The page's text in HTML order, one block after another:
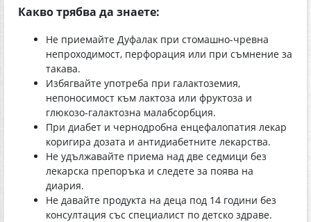
Какво трябва да знаете:
Не приемайте Дуфалак при стомашно-чревна
непроходимост, перфорация или при съмнение за
такава.
Избягвайте употреба при галактоземия,
непоносимост към лактоза или фруктоза и
глюкозо-галактозна малабсорбция.
При диабет и чернодробна енцефалопатия лекар
коригира дозата и антидиабетните лекарства.
Не удължавайте приема над две седмици без
лекарска препоръка и следете за поява на
диария.
Не давайте продукта на деца под 14 години без
консултация със специалист по детско здраве.